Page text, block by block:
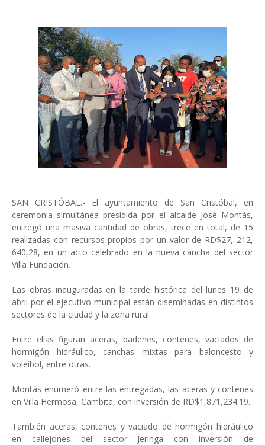
SAN CRISTÓBAL.- El ayuntamiento de San Cristóbal, en
ceremonia simultánea presidida por el alcalde José Montás,
entregó una masiva cantidad de obras, trece en total, de 15
realizadas con recursos propios por un valor de RD$27, 212,
640,28, en un acto celebrado en la nueva cancha del sector
Villa Fundación.
Las obras inauguradas en la tarde histórica del lunes 19 de
abril por el ejecutivo municipal están diseminadas en distintos
sectores de la ciudad y la zona rural.
Entre ellas figuran aceras, badenes, contenes, vaciados de
hormigón hidráulico, canchas mixtas para baloncesto y
voleibol, entre otras.
Montás enumeró entre las entregadas, las aceras y contenes
en Villa Hermosa, Cambita, con inversión de RD$1,871,234.19.
También aceras, contenes y vaciado de hormigón hidráulico
en callejones del sector Jeringa con inversión de